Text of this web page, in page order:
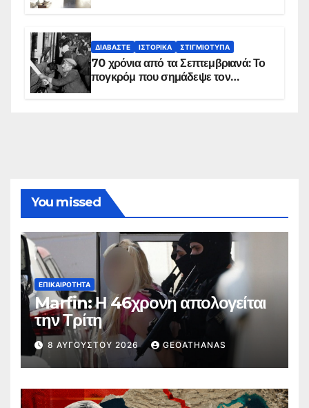
ΔΙΑΒΆΣΤΕ ΙΣΤΟΡΙΚΆ ΣΤΙΓΜΙΌΤΥΠΑ
70 χρόνια από τα Σεπτεμβριανά: Το
πογκρόμ που σημάδεψε τον
You missed
ΕΠΙΚΑΙΡΌΤΗΤΑ
Marfin: Η 46χρονη απολογείται
την Τρίτη
8 ΑΥΓΟΎΣΤΟΥ 2026 GEOATHANAS